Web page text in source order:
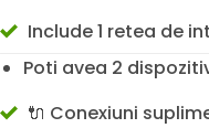
Include 1 retea de
Poti avea 2
🔌 Conexiuni